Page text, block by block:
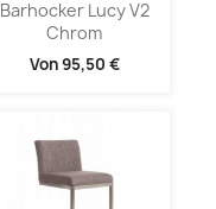
Barhocker Lucy V2
Chrom
Von95,50 €